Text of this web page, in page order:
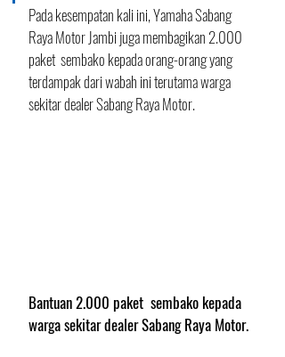
Pada kesempatan kali ini, Yamaha Sabang
Raya Motor Jambi juga membagikan 2.000
paket  sembako kepada orang-orang yang
terdampak dari wabah ini terutama warga
sekitar dealer Sabang Raya Motor.
Bantuan 2.000 paket  sembako kepada
warga sekitar dealer Sabang Raya Motor.